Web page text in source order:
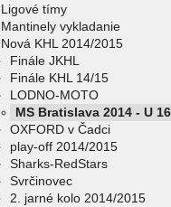
Ligové tímy
Mantinely vykladanie
Nová KHL 2014/2015
Finále JKHL
Finále KHL 14/15
LODNO-MOTO
MS Bratislava 2014 - U 16
OXFORD v Čadci
play-off 2014/2015
Sharks-RedStars
Svrčinovec
2. jarné kolo 2014/2015